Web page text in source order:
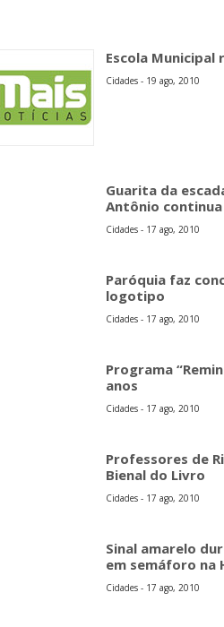
Escola Municipal
Cidades - 19 ago, 2010
Guarita da
Antônio
Cidades - 17 ago, 2010
Paróquia faz
logotipo
Cidades - 17 ago, 2010
Programa
anos
Cidades - 17 ago, 2010
Professores de
Bienal do Livro
Cidades - 17 ago, 2010
Sinal amarelo
em semáforo na
Cidades - 17 ago, 2010